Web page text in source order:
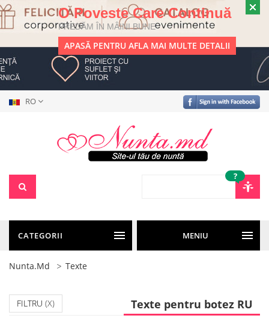
O Poveste Care Continuă
PREDĂM ÎN MÂINI BUNE
APASĂ PENTRU AFLA MAI MULTE DETALII
RO
?
CATEGORII MENIU
Nunta.md Texte
FILTRU (X) Texte pentru botez RU